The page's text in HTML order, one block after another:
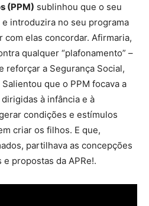
(PPM) sublinhou que o seu
introduzira no seu programa
com elas concordar. Afirmaria,
qualquer “plafonamento” –
reforçar a Segurança Social,
que o PPM focava a
à infância e à
condições e estímulos
criar os filhos. E que,
partilhava as concepções
propostas da APRe!.